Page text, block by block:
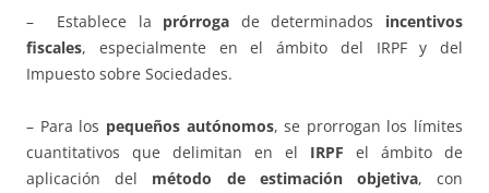
– Establece la prórroga de determinados incentivos
fiscales, especialmente en el ámbito del IRPF y del
Impuesto sobre Sociedades.
– Para los pequeños autónomos, se prorrogan los límites
cuantitativos que delimitan en el IRPF el ámbito de
aplicación del método de estimación objetiva, con